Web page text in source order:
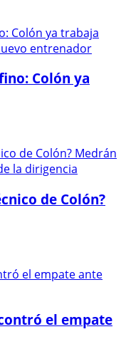
Colón ya
de Colón?
el empate